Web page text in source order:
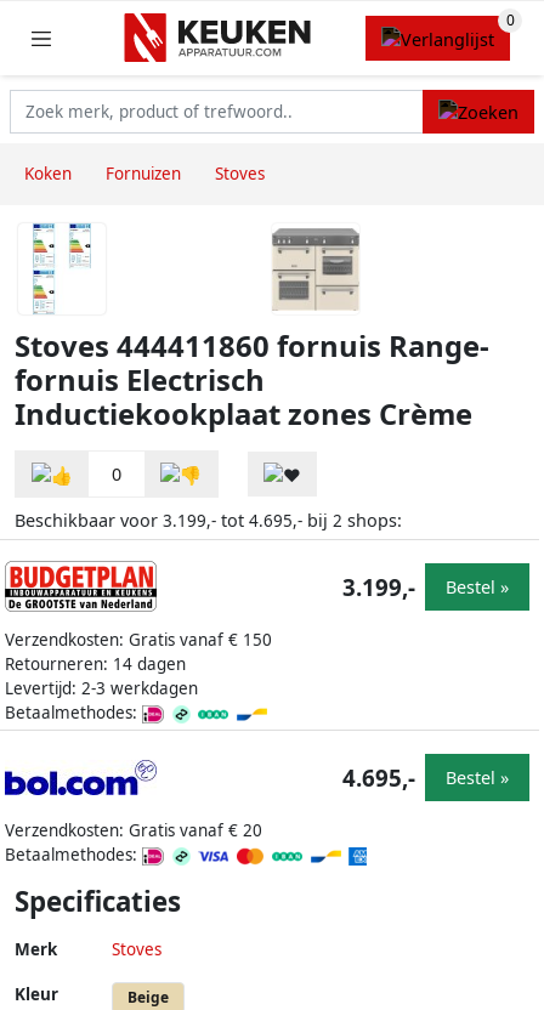
Koken Fornuizen Stoves
Stoves 444411860 fornuis Range-
fornuis Electrisch
Inductiekookplaat zones Crème
0
Beschikbaar voor 3.199,- tot 4.695,- bij 2 shops:
Verzendkosten: Gratis vanaf € 150
Retourneren: 14 dagen
Levertijd: 2-3 werkdagen
Betaalmethodes:
3.199,- Bestel »
Verzendkosten: Gratis vanaf € 20
Betaalmethodes:
4.695,- Bestel »
Specificaties
Merk Stoves
Kleur Beige